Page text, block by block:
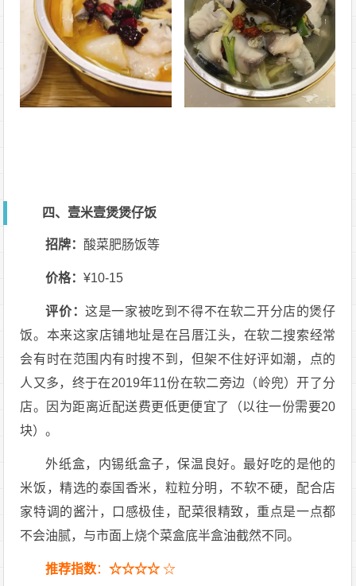
四、壹米壹煲煲仔饭
招牌： 酸菜肥肠饭等
价格：¥10-15
评价：这是一家被吃到不得不在软二开分店的煲仔
饭。本来这家店铺地址是在吕厝江头，在软二搜索经常
会有时在范围内有时搜不到，但架不住好评如潮，点的
人又多，终于在2019年11份在软二旁边（岭兜）开了分
店。因为距离近配送费更低更便宜了（以往一份需要20
块）。
外纸盒，内锡纸盒子，保温良好。最好吃的是他的
米饭，精选的泰国香米，粒粒分明，不软不硬，配合店
家特调的酱汁，口感极佳，配菜很精致，重点是一点都
不会油腻，与市面上烧个菜盒底半盒油截然不同。
推荐指数：☆☆☆☆ ☆